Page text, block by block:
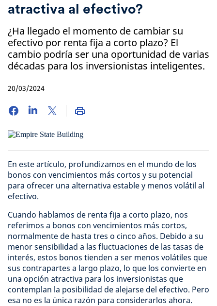
atractiva al efectivo?
¿Ha llegado el momento de cambiar su
efectivo por renta fija a corto plazo? El
cambio podría ser una oportunidad de varias
décadas para los inversionistas inteligentes.
20/03/2024
En este artículo, profundizamos en el mundo de los
bonos con vencimientos más cortos y su potencial
para ofrecer una alternativa estable y menos volátil al
efectivo.
Cuando hablamos de renta fija a corto plazo, nos
referimos a bonos con vencimientos más cortos,
normalmente de hasta tres o cinco años. Debido a su
menor sensibilidad a las fluctuaciones de las tasas de
interés, estos bonos tienden a ser menos volátiles que
sus contrapartes a largo plazo, lo que los convierte en
una opción atractiva para los inversionistas que
contemplan la posibilidad de alejarse del efectivo. Pero
esa no es la única razón para considerarlos ahora.